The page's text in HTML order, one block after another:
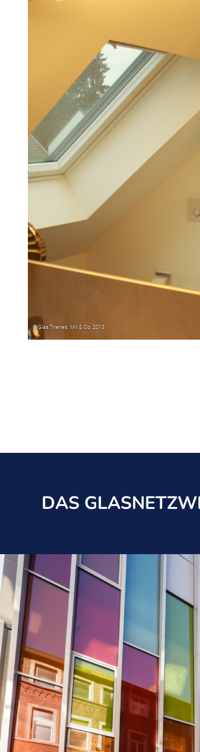
DAS